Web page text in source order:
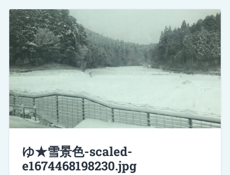
ゆ★雪景色-scaled-
e1674468198230.jpg